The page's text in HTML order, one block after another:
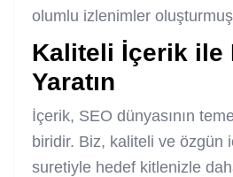
olumlu izlenimler oluşturmuş
Kaliteli İçerik ile
Yaratın
İçerik, SEO dünyasının
biridir. Biz, kaliteli ve özgün
suretiyle hedef kitlenizle